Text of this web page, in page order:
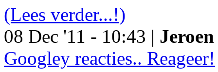
(Lees verder...!)
08 Dec '11 - 10:43 |
Googley reacties.. Reageer!